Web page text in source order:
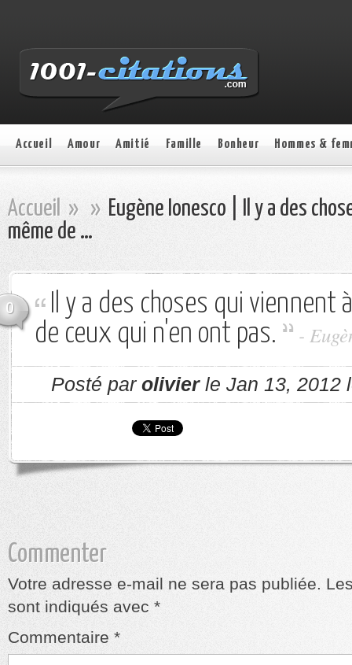
Accueil Amour Amitié Famille Bonheur Hommes &
Accueil » » Eugène Ionesco | Il y a des
même de …
0
Il y a des choses qui viennent
de ceux qui n'en ont pas.
-
Posté par olivierle Jan 13, 2012
Commenter
Votre adresse e-mail ne sera pas publiée.
sont indiqués avec *
Commentaire *